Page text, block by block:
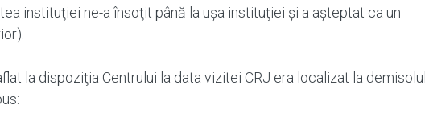
instituţiei ne-a însoţit până la uşa instituţiei şi a aşteptat ca un
la dispoziţia Centrului la data vizitei CRJ era localizat la demisolul